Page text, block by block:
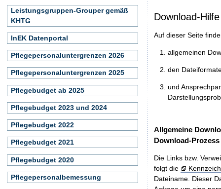
Download-Hilfe
Auf dieser Seite
allgemeinen
den
und
Allgemeine
Download-Prozess
Die Links bzw.
folgt die
Dateiname. Dieser
Leistungsgruppen-Grouper gemäß
KHTG
InEK Datenportal
Pflegepersonaluntergrenzen 2026
Pflegepersonaluntergrenzen 2025
Pflegebudget ab 2025
Pflegebudget 2023 und 2024
Pflegebudget 2022
Pflegebudget 2021
Pflegebudget 2020
Pflegepersonalbemessung